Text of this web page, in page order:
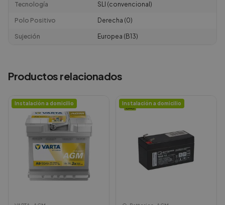
Tecnología SLI (convencional)
Polo Positivo Derecha (0)
Sujeción Europea (B13)
Productos relacionados
Instalación a domicilio Instalación a domicilio